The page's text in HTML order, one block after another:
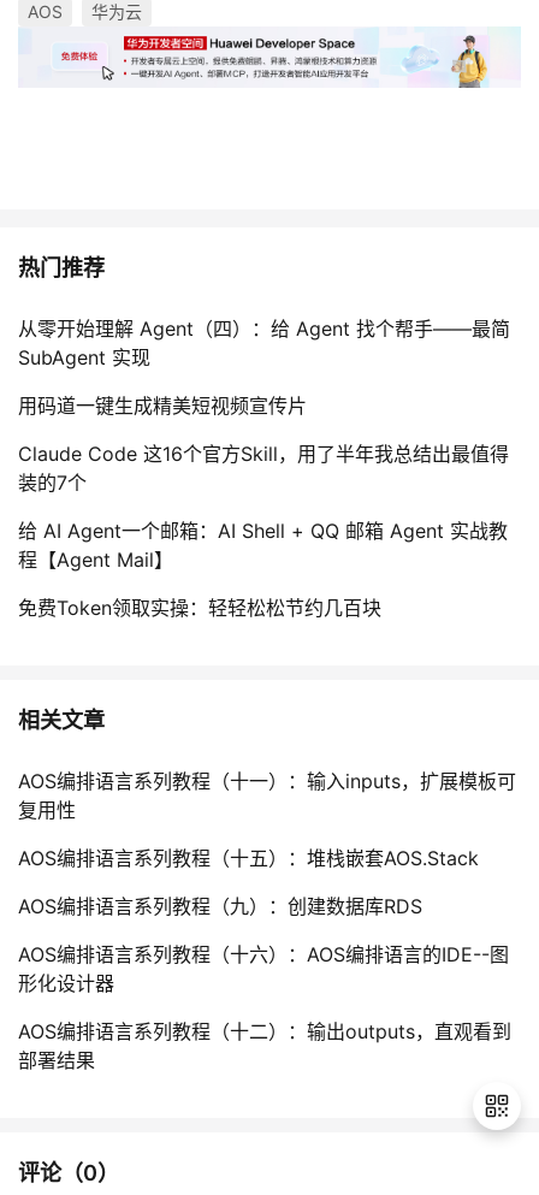
AOS 华为云
热门推荐
从零开始理解 Agent（四）：给 Agent 找个帮手——最简
SubAgent 实现
用码道一键生成精美短视频宣传片
Claude Code 这16个官方Skill，用了半年我总结出最值得
装的7个
给 AI Agent一个邮箱：AI Shell + QQ 邮箱 Agent 实战教
程【Agent Mail】
免费Token领取实操：轻轻松松节约几百块
相关文章
AOS编排语言系列教程（十一）：输入inputs，扩展模板可
复用性
AOS编排语言系列教程（十五）：堆栈嵌套AOS.Stack
AOS编排语言系列教程（九）：创建数据库RDS
AOS编排语言系列教程（十六）：AOS编排语言的IDE--图
形化设计器
AOS编排语言系列教程（十二）：输出outputs，直观看到
部署结果
评论（0）